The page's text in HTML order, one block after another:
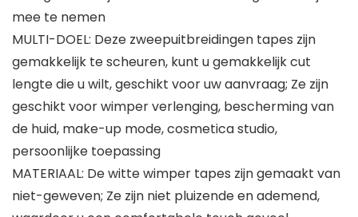
mee te nemen
MULTI-DOEL: Deze zweepuitbreidingen tapes zijn
gemakkelijk te scheuren, kunt u gemakkelijk cut
lengte die u wilt, geschikt voor uw aanvraag; Ze zijn
geschikt voor wimper verlenging, bescherming van
de huid, make-up mode, cosmetica studio,
persoonlijke toepassing
MATERIAAL: De witte wimper tapes zijn gemaakt van
niet-geweven; Ze zijn niet pluizende en ademend,